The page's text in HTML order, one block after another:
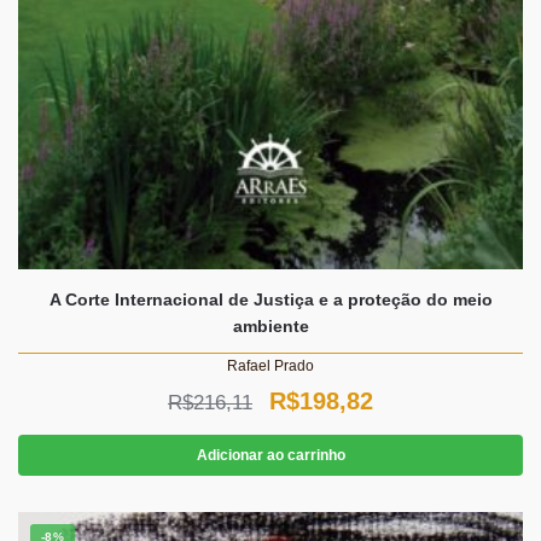
A Corte Internacional de Justiça e a proteção do meio
ambiente
Rafael Prado
R$216,11
O
preço
original
era:
R$198,82
preço
atual
é:
Adicionar ao carrinho
-8%